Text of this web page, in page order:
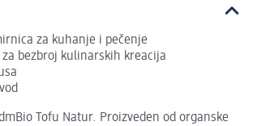
za kuhanje i pečenje
za bezbroj kulinarskih kreacija
Tofu Natur. Proizveden od organske